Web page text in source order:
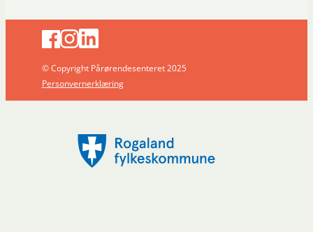
© Copyright Pårørendesenteret 2025
Personvernerklæring